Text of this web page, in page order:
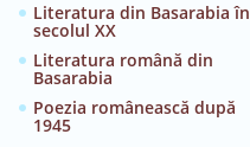
Literatura din Basarabia în
secolul XX
Literatura română din
Basarabia
Poezia românească după
1945